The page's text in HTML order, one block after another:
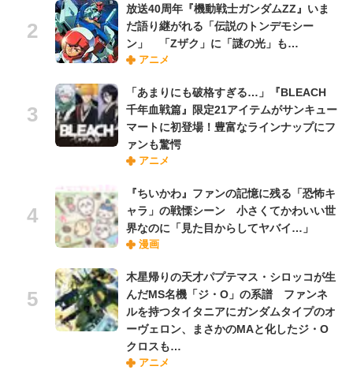
放送40周年『機動戦士ガンダムZZ』いま
だ語り継がれる「伝説のトンデモシー
ン」 「Zザク」に「謎の光」も…
アニメ
「あまりにも破格すぎる…」『BLEACH
千年血戦篇』限定21アイテムがサンキュー
マートに初登場！豊富なラインナップにフ
ァンも驚愕
アニメ
『ちいかわ』ファンの記憶に残る「恐怖キ
ャラ」の戦慄シーン 小さくてかわいい世
界なのに「見た目からしてヤバイ…」
漫画
木星帰りの天才パプテマス・シロッコが生
んだMS名機「ジ・O」の系譜 ファンネ
ルを持つタイタニアにガンダムタイプのオ
ーヴェロン、まさかのMAと化したジ・O
クロスも…
アニメ